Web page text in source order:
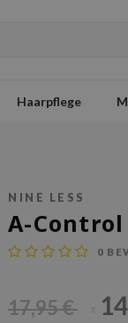
Haarpflege
NINE LESS
A-
0
17,95 €